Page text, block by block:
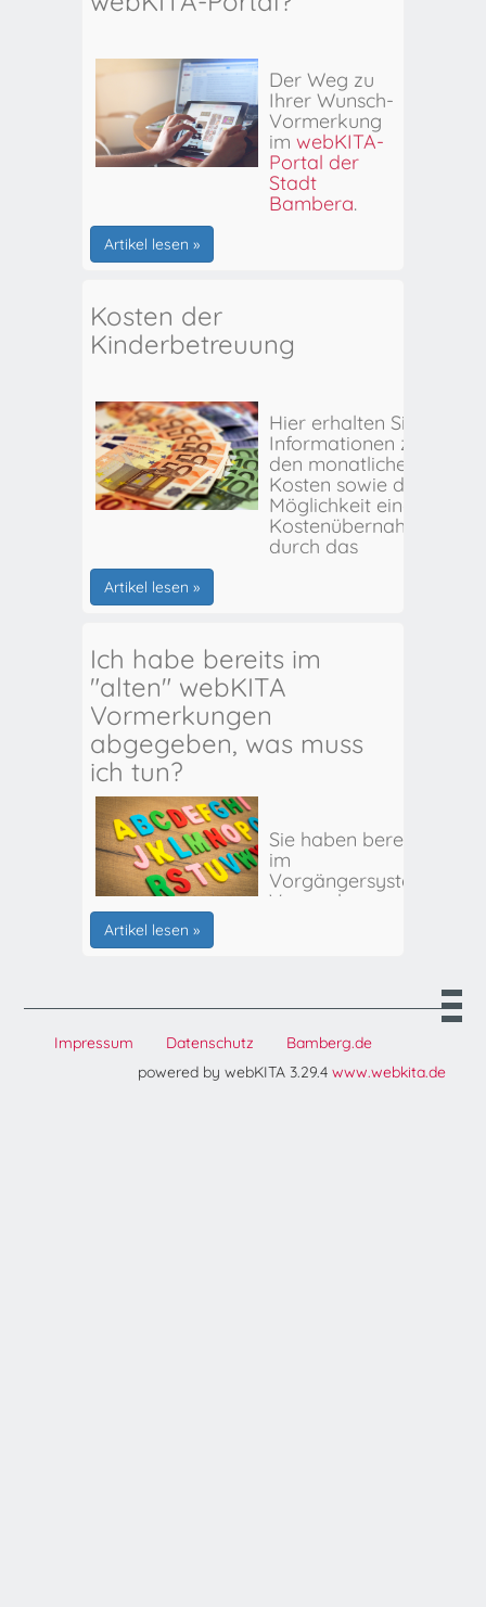
Der Weg zu
Ihrer Wunsch-
Vormerkung
im webKITA-
Portal der
Stadt
Bamberg.
Artikel lesen »
Kosten der
Kinderbetreuung
Hier erhalten Sie
Informationen zu
den monatlichen
Kosten sowie der
Möglichkeit einer
Kostenübernahme
durch das
Artikel lesen »
Ich habe bereits im
"alten" webKITA
Vormerkungen
abgegeben, was muss
ich tun?
Sie haben bereits
im
Vorgängersystem
Vormerkungen
Artikel lesen »
Impressum Datenschutz
Bamberg.de
powered by webKITA 3.29.4 www.webkita.de